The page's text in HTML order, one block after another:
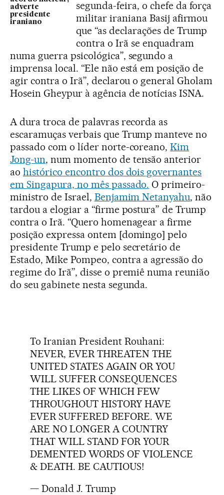
adverte
presidente
iraniano
segunda-feira, o chefe da força
militar iraniana Basij afirmou
que “as declarações de Trump
contra o Irã se enquadram
numa guerra psicológica”, segundo a
imprensa local. “Ele não está em posição de
agir contra o Irã”, declarou o general Gholam
Hosein Gheypur à agência de notícias ISNA.
A dura troca de palavras recorda as
escaramuças verbais que Trump manteve no
passado com o líder norte-coreano,Kim
Jong-un, num momento de tensão anterior
ao histórico encontro dos dois governantes
em Singapura, no mês passado. O primeiro-
ministro de Israel, Benjamim Netanyahu, não
tardou a elogiar a “firme postura” de Trump
contra o Irã. “Quero homenagear a firme
posição expressa ontem [domingo] pelo
presidente Trump e pelo secretário de
Estado, Mike Pompeo, contra a agressão do
regime do Irã”, disse o premiê numa reunião
do seu gabinete nesta segunda.
To Iranian President Rouhani:
NEVER, EVER THREATEN THE
UNITED STATES AGAIN OR YOU
WILL SUFFER CONSEQUENCES
THE LIKES OF WHICH FEW
THROUGHOUT HISTORY HAVE
EVER SUFFERED BEFORE. WE
ARE NO LONGER A COUNTRY
THAT WILL STAND FOR YOUR
DEMENTED WORDS OF VIOLENCE
& DEATH. BE CAUTIOUS!
— Donald J. Trump